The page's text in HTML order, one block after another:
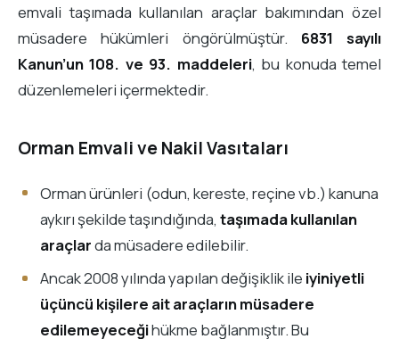
emvali taşımada kullanılan araçlar bakımından özel
müsadere hükümleri öngörülmüştür. 6831 sayılı
Kanun’un 108. ve 93. maddeleri, bu konuda temel
düzenlemeleri içermektedir.
Orman Emvali ve Nakil Vasıtaları
Orman ürünleri (odun, kereste, reçine vb.) kanuna
aykırı şekilde taşındığında, taşımada kullanılan
araçlarda müsadere edilebilir.
Ancak 2008 yılında yapılan değişiklik ile iyiniyetli
üçüncü kişilere ait araçların müsadere
edilemeyeceğihükme bağlanmıştır. Bu